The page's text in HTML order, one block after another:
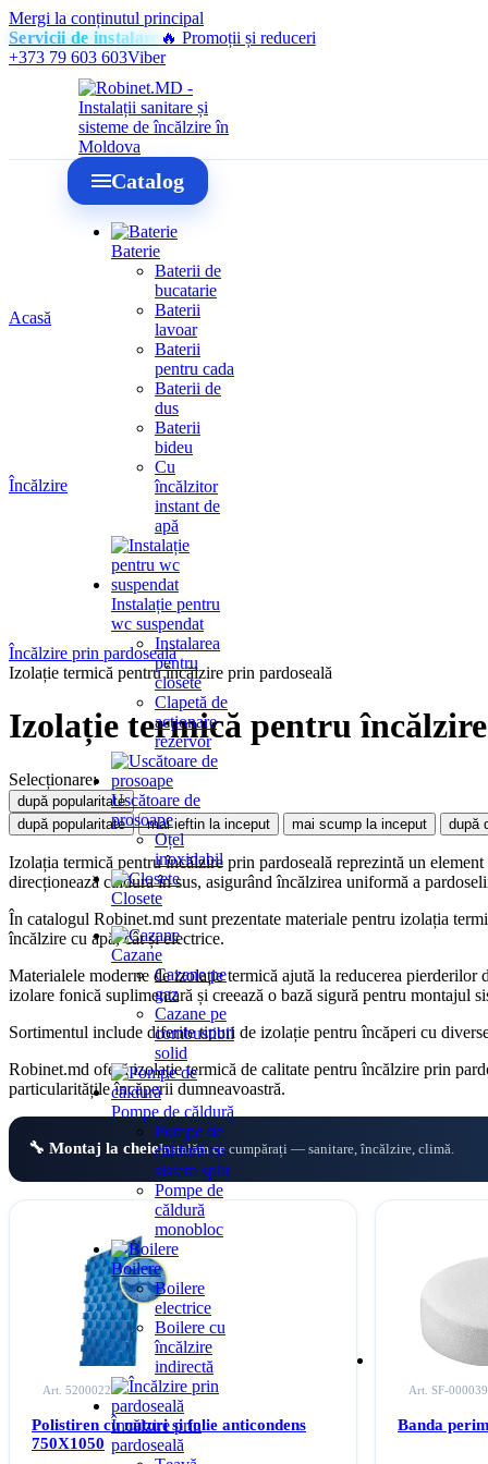
Mergi la conținutul principal
Servicii de instalare 🔥 Promoții și reduceri
+373 79 603 603Viber
Catalog
Baterie
Baterii de
bucatarie
Baterii
lavoar
Baterii
pentru cada
Baterii de
dus
Baterii
bideu
Cu
încălzitor
instant de
apă
Instalație pentru
wc suspendat
Instalarea
pentru
closete
Clapetă de
acţionare
rezervor
Uscătoare de
prosoape
Oțel
inoxidabil
Closete
Cazane
Cazane pe
gaz
Cazane pe
combustibil
solid
Pompe de căldură
Pompe de
căldură cu
sistem split
Pompe de
căldură
monobloc
Boilere
Boilere
electrice
Boilere cu
încălzire
indirectă
Încălzire prin
pardoseală
Acasă
Încălzire
Încălzire prin pardoseală
Izolație termică pentru încălzire prin pardoseală
Izolație termică pentru
Selecționare:
după popularitate
după popularitate
mai ieftin la inceput mai scump la inceput după
Izolația termică pentru încălzire prin pardoseală reprezintă un
direcționează căldura în sus, asigurând încălzirea uniformă a
În catalogul Robinet.md sunt prezentate materiale pentru izolația
încălzire cu apă, cât și electrice.
Materialele moderne de izolație termică ajută la reducerea
izolare fonică suplimentară și creează o bază sigură pentru montajul
Sortimentul include diferite tipuri de izolație pentru încăperi cu
Robinet.md oferă izolație termică de calitate pentru încălzire prin
particularitățile încăperii dumneavoastră.
🔧 Montaj la cheieInstalăm ce cumpărați — sanitare, încălzire, climă.
Art. 52000222
Polistiren cu nuturi si folie anticondens
750X1050
Art. SF-
Banda